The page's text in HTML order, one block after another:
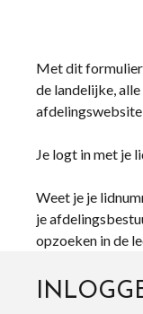
Met dit formulier
de landelijke,
afdelingswebsite
Je logt in met je
Weet je je
je
opzoeken in de